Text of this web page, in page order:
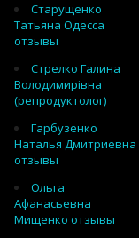
Старущенко
Татьяна Одесса
отзывы
Стрелко Галина
Володимирівна
(репродуктолог)
Гарбузенко
Наталья Дмитриевна
отзывы
Ольга
Афанасьевна
Мищенко отзывы